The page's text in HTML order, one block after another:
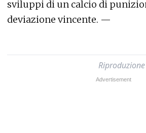
sviluppi di un calcio di
deviazione vincente. —